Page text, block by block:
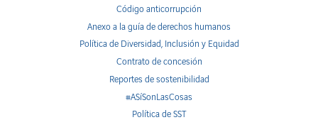
Código anticorrupción
Anexo a la guía de derechos humanos
Política de Diversidad, Inclusión y Equidad
Contrato de concesión
Reportes de sostenibilidad
#ASíSonLasCosas
Política de SST